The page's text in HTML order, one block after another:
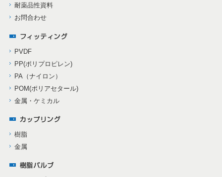
耐薬品性資料
お問合わせ
PVDF
PP(ポリプロピレン)
PA（ナイロン）
POM(ポリアセタール)
金属・ケミカル
樹脂
金属